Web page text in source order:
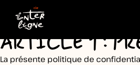
ARTICLE 1 :
La présente politique de